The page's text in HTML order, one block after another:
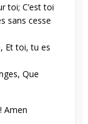
toi; C’est toi
sans cesse
Et toi, tu es
Que
Amen